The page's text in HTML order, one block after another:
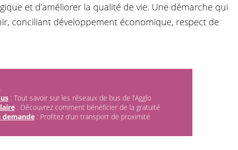
et d’améliorer la qualité de vie. Une démarche qui
conciliant développement économique, respect de
: Tout savoir sur les réseaux de bus de l’Agglo
: Découvrez comment bénéficier de la gratuité
demande: Profitez d’un transport de proximité